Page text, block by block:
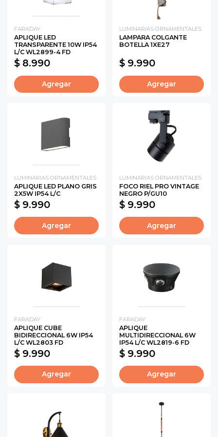
FARADAY
APLIQUE LED
TRANSPARENTE 10W IP54
L/C WL2899-4 FD
$ 8.990
Agregar
LUMINARIAS ORNAMENTALES
LAMPARA COLGANTE
BOTELLA 1XE27
$ 9.990
Agregar
LUMINARIAS ORNAMENTALES
APLIQUE LED PLANO GRIS
2X5W IP54 L/C
$ 9.990
Agregar
LUMINARIAS ORNAMENTALES
FOCO RIEL PRO VINTAGE
NEGRO P/GU10
$ 9.990
Agregar
FARADAY
APLIQUE CUBE
BIDIRECCIONAL 6W IP54
L/C WL2803 FD
$ 9.990
Agregar
FARADAY
APLIQUE
MULTIDIRECCIONAL 6W
IP54 L/C WL2819-6 FD
$ 9.990
Agregar